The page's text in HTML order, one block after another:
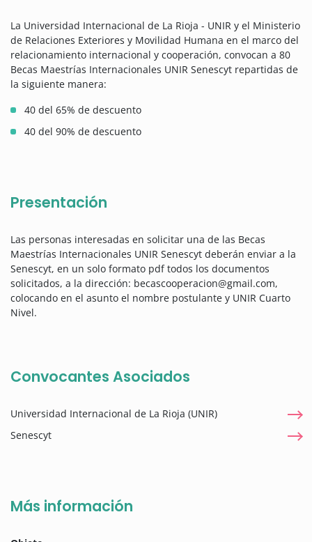
La Universidad Internacional de La Rioja - UNIR y el Ministerio
de Relaciones Exteriores y Movilidad Humana en el marco del
relacionamiento internacional y cooperación, convocan a 80
Becas Maestrías Internacionales UNIR Senescyt repartidas de
la siguiente manera:
40 del 65% de descuento
40 del 90% de descuento
Presentación
Las personas interesadas en solicitar una de las Becas
Maestrías Internacionales UNIR Senescyt deberán enviar a la
Senescyt, en un solo formato pdf todos los documentos
solicitados, a la dirección: becascooperacion@gmail.com,
colocando en el asunto el nombre postulante y UNIR Cuarto
Nivel.
Convocantes Asociados
Universidad Internacional de La Rioja (UNIR)
Senescyt
Más información